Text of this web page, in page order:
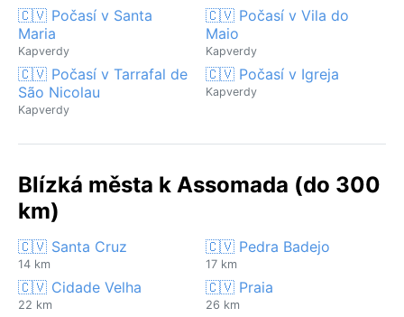
🇨🇻 Počasí v Santa
Maria
Kapverdy
🇨🇻 Počasí v Vila do
Maio
Kapverdy
🇨🇻 Počasí v Tarrafal de
São Nicolau
Kapverdy
🇨🇻 Počasí v Igreja
Kapverdy
Blízká města k Assomada (do 300
km)
🇨🇻 Santa Cruz
14 km
🇨🇻 Pedra Badejo
17 km
🇨🇻 Cidade Velha
22 km
🇨🇻 Praia
26 km